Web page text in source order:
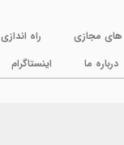
های مجازی راه اندازی
درباره ما
اینستاگرام